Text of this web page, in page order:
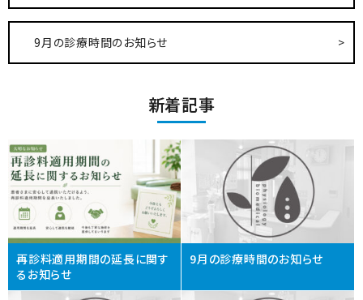
9月の診療時間のお知らせ
新着記事
再診料適用期間の延長に関す
るお知らせ
9月の診療時間のお知らせ